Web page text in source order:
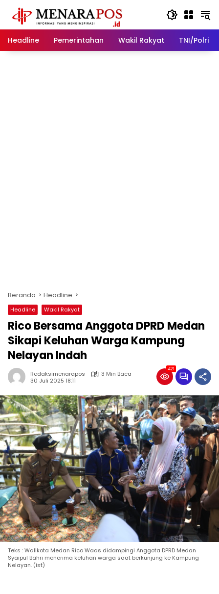
konten
Headline
Pemerintahan Wakil Rakyat TNI/Polri
Beranda Headline
Headline Wakil Rakyat
Rico Bersama Anggota DPRD Medan
Sikapi Keluhan Warga Kampung
Nelayan Indah
Redaksimenarapos
3 Min Baca
30 Juli 2025 18:11
421
Teks : Walikota Medan Rico Waas didampingi Anggota DPRD Medan
Syaipul Bahri menerima keluhan warga saat berkunjung ke Kampung
Nelayan. (ist)